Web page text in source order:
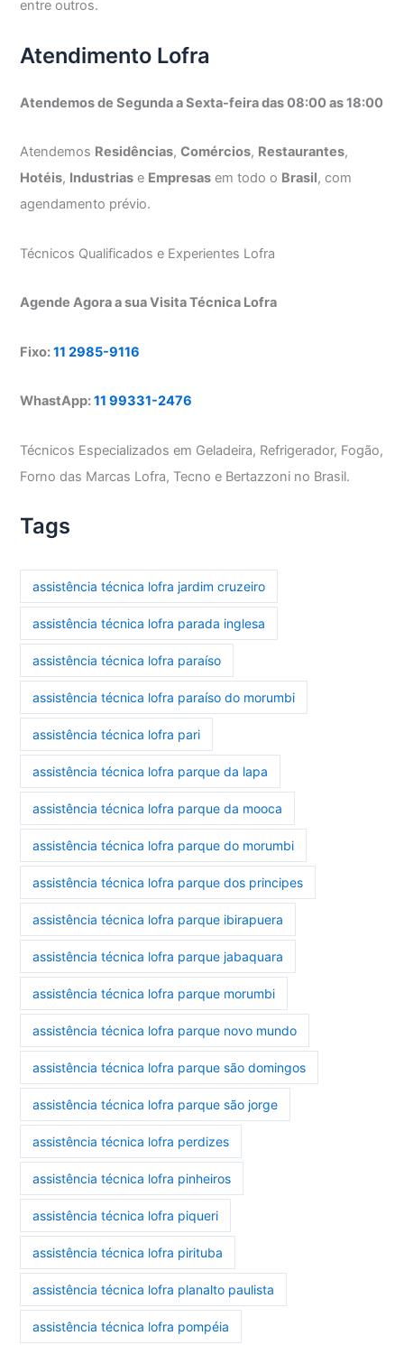
entre outros.
Atendimento Lofra
Atendemos de Segunda a Sexta-feira das 08:00 as 18:00
Atendemos Residências,Comércios, Restaurantes,
Hotéis, Industrias e Empresas em todo o Brasil, com
agendamento prévio.
Técnicos Qualificados e Experientes Lofra
Agende Agora a sua Visita Técnica Lofra
Fixo:11 2985-9116
WhastApp:11 99331-2476
Técnicos Especializados em Geladeira, Refrigerador, Fogão,
Forno das Marcas Lofra, Tecno e Bertazzoni no Brasil.
Tags
assistência técnica lofra jardim cruzeiro
assistência técnica lofra parada inglesa
assistência técnica lofra paraíso
assistência técnica lofra paraíso do morumbi
assistência técnica lofra pari
assistência técnica lofra parque da lapa
assistência técnica lofra parque da mooca
assistência técnica lofra parque do morumbi
assistência técnica lofra parque dos principes
assistência técnica lofra parque ibirapuera
assistência técnica lofra parque jabaquara
assistência técnica lofra parque morumbi
assistência técnica lofra parque novo mundo
assistência técnica lofra parque são domingos
assistência técnica lofra parque são jorge
assistência técnica lofra perdizes
assistência técnica lofra pinheiros
assistência técnica lofra piqueri
assistência técnica lofra pirituba
assistência técnica lofra planalto paulista
assistência técnica lofra pompéia